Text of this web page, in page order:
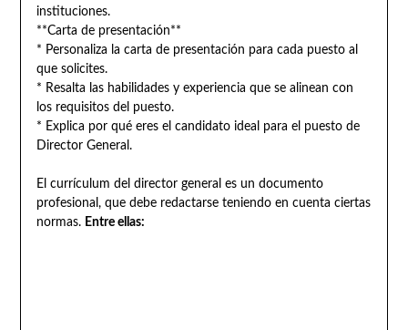
instituciones.
**Carta de presentación**
* Personaliza la carta de presentación para cada puesto al
que solicites.
* Resalta las habilidades y experiencia que se alinean con
los requisitos del puesto.
* Explica por qué eres el candidato ideal para el puesto de
Director General.
El currículum del director general es un documento
profesional, que debe redactarse teniendo en cuenta ciertas
normas. Entre ellas: